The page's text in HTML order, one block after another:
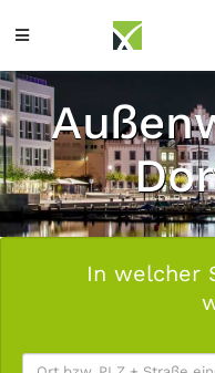
In welcher